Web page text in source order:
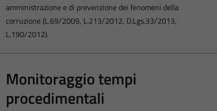
amministrazione e di prevenzione dei fenomeni della
corruzione (L.69/2009, L.213/2012, D.Lgs.33/2013,
L.190/2012).
Monitoraggio tempi
procedimentali